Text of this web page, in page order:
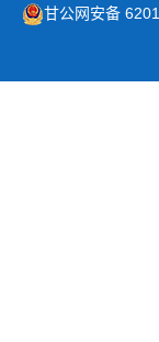
甘公网安备